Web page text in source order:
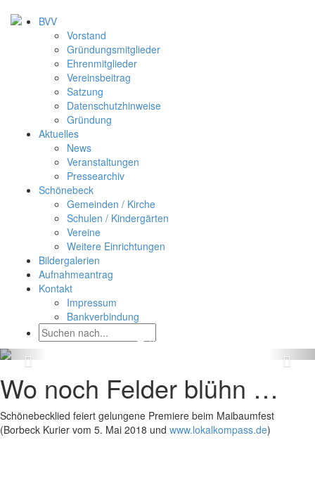
BVV
Vorstand
Gründungsmitglieder
Ehrenmitglieder
Vereinsbeitrag
Satzung
Datenschutzhinweise
Gründung
Aktuelles
News
Veranstaltungen
Pressearchiv
Schönebeck
Gemeinden / Kirche
Schulen / Kindergärten
Vereine
Weitere Einrichtungen
Bildergalerien
Aufnahmeantrag
Kontakt
Impressum
Bankverbindung
Wo noch Felder blühn …
Schönebecklied feiert gelungene Premiere beim Maibaumfest
(Borbeck Kurier vom 5. Mai 2018 und www.lokalkompass.de)